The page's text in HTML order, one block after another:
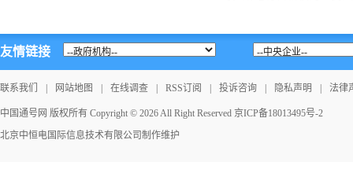
友情链接
联系我们 网站地图 在线调查 RSS订阅 投诉咨询 隐私声明 法律
中国通号网 版权所有 Copyright © 2026 All Right Reserved 京ICP备18013495号-2
北京中恒电国际信息技术有限公司 制作维护